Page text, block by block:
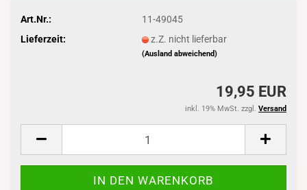
Art.Nr.:
11-49045
Lieferzeit:
z.Z. nicht lieferbar
(Ausland abweichend)
19,95 EUR
inkl. 19% MwSt. zzgl. Versand